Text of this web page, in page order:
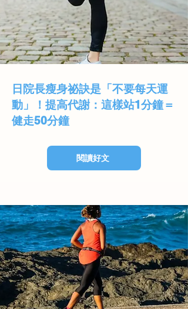
日院長瘦身祕訣是「不要每天運
動」！提高代謝：這樣站1分鐘＝
健走50分鐘
閱讀好文